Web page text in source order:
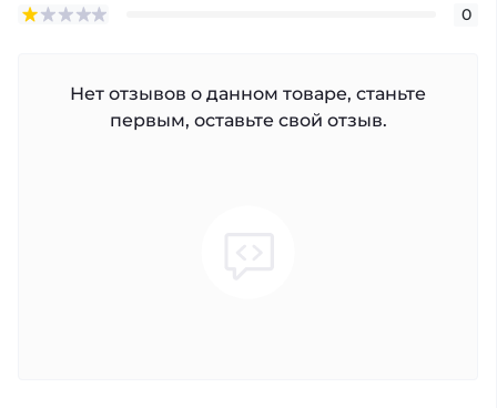
0
Нет отзывов о данном товаре, станьте
первым, оставьте свой отзыв.